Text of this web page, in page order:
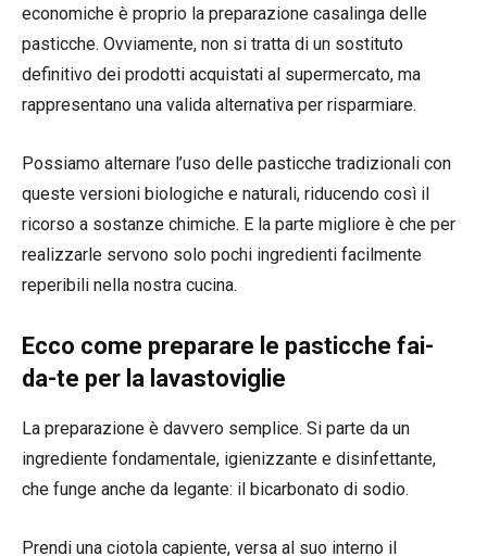
economiche è proprio la preparazione casalinga delle
pasticche. Ovviamente, non si tratta di un sostituto
definitivo dei prodotti acquistati al supermercato, ma
rappresentano una valida alternativa per risparmiare.
Possiamo alternare l’uso delle pasticche tradizionali con
queste versioni biologiche e naturali, riducendo così il
ricorso a sostanze chimiche. E la parte migliore è che per
realizzarle servono solo pochi ingredienti facilmente
reperibili nella nostra cucina.
Ecco come preparare le pasticche fai-
da-te per la lavastoviglie
La preparazione è davvero semplice. Si parte da un
ingrediente fondamentale, igienizzante e disinfettante,
che funge anche da legante: il bicarbonato di sodio.
Prendi una ciotola capiente, versa al suo interno il